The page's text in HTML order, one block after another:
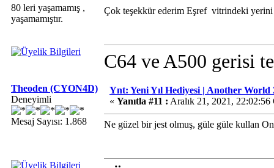
80 leri yaşamamış ,
yaşamamıştır.
Çok teşekkür ederim Eşref vitrindeki yerini
C64 ve A500 gerisi
Theoden (CYON4D)
Deneyimli
Mesaj Sayısı: 1.868
Ynt: Yeni Yıl Hediyesi | Another World
« Yanıtla #11 : Aralık 21, 2021, 22:02:56
Ne güzel bir jest olmuş, güle güle kullan